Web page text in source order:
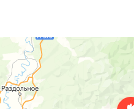
Божур
Питомник растений в Приморском крае